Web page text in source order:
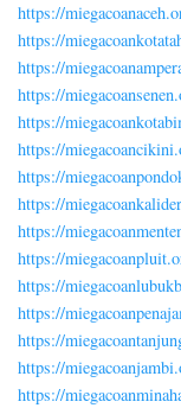
https://
https://
https://
https://
https://
https://
https://
https://
https://
https://
https://
https://
https://
https://
https://